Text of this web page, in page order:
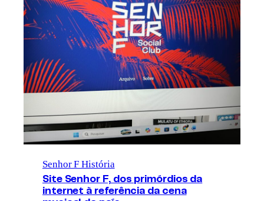
Senhor F História
Site Senhor F, dos primórdios da
internet à referência da cena